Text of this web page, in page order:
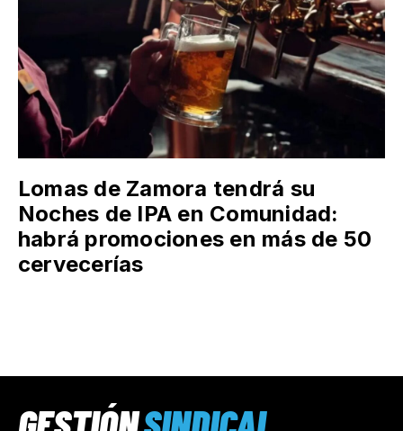
Lomas de Zamora tendrá su
Noches de IPA en Comunidad:
habrá promociones en más de 50
cervecerías